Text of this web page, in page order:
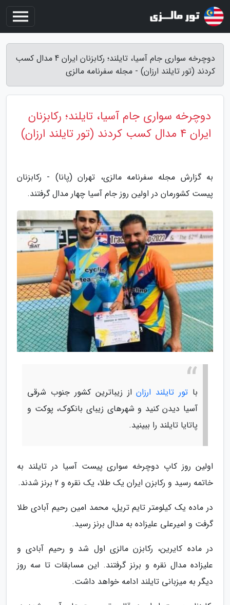
دوچرخه سواری جام آسیا، تایلند؛ رکابزنان ایران 4 مدال کسب
کردند (تور تایلند ارزان) - مجله سفرنامه مالزی
دوچرخه سواری جام آسیا، تایلند؛ رکابزنان
ایران 4 مدال کسب کردند (تور تایلند ارزان)
به گزارش مجله سفرنامه مالزی، تهران (پانا) - رکابزنان
پیست کشورمان در اولین روز جام آسیا چهار مدال گرفتند.
با تور تایلند ارزاناز زیباترین کشور جنوب شرقی
آسیا دیدن کنید و شهرهای زیبای بانکوک، پوکت و
پاتایا تایلند را ببینید.
اولین روز کاپ دوچرخه سواری پیست آسیا در تایلند به
خاتمه رسید و رکابزن ایران یک طلا، یک نقره و 2 برنز شدند.
در ماده یک کیلومتر تایم تریل، محمد امین رحیم آبادی طلا
گرفت و امیرعلی علیزاده به مدال برنز رسید.
در ماده کایرین، رکابزن مالزی اول شد و رحیم آبادی و
علیزاده مدال نقره و برنز گرفتند. این مسابقات تا سه روز
دیگر به میزبانی تایلند ادامه خواهد داشت.